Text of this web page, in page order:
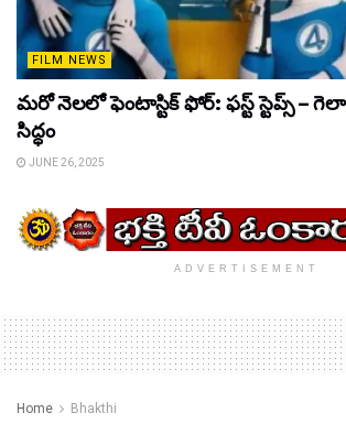
FILM NEWS
మరో నెలలో ఫెంటాస్టిక్ ఫోర్: ఫస్ట్ స్టెప్స్ –
సిద్ధం
JUNE 26, 2025
ADVERTISEMENT
Home Bhakthi